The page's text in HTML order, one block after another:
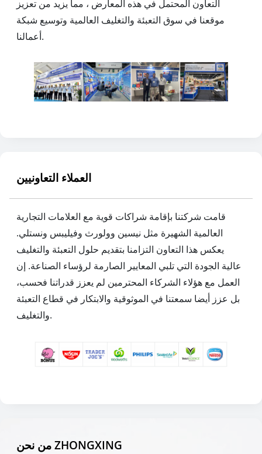
التعاون المحتمل في هذه المعارض ، مما يزيد من تعزيز
موقعنا في سوق التعبئة والتغليف العالمية وتوسيع شبكة
أعمالنا.
العملاء التعاونيين
قامت شركتنا بإقامة شراكات قوية مع العلامات التجارية
العالمية الشهيرة مثل نيسين وولورث وفيليبس ونستلي.
يعكس هذا التعاون التزامنا بتقديم حلول التعبئة والتغليف
عالية الجودة التي تلبي المعايير الصارمة لرؤساء الصناعة. إن
العمل مع هؤلاء الشركاء المحترمين لم يعزز قدراتنا فحسب،
بل عزز أيضا سمعتنا في الموثوقية والابتكار في قطاع التعبئة
والتغليف.
من نحن ZHONGXING